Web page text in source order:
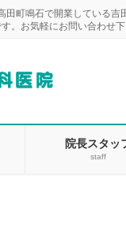
田町鳴石で開業している
。お気軽にお問い合わせ下
院長スタッ
staff